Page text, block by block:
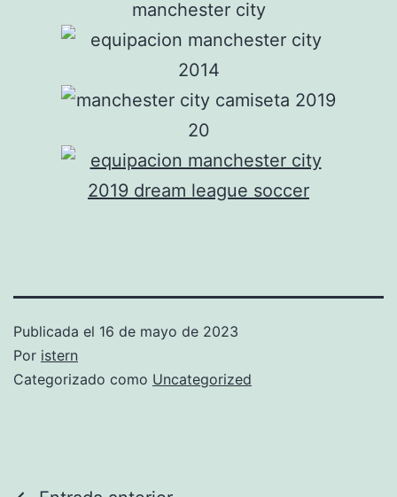
Publicada el 16 de mayo de 2023
Por istern
Categorizado como Uncategorized